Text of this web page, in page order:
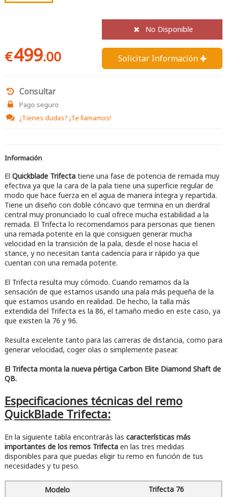
€499.00
No Disponible
Solicitar Información 
Consultar
Pago seguro
¿Tienes dudas? ¡Te llamamos!
Información
El Quickblade Trifectatiene una fase de potencia de remada muy
efectiva ya que la cara de la pala tiene una superficie regular de
modo que hace fuerza en el agua de manera íntegra y repartida.
Tiene un diseño con doble cóncavo que termina en un dierdral
central muy pronunciado lo cual ofrece mucha estabilidad a la
remada. El Trifecta lo recomendamos para personas que tienen
una remada potente en la que consiguen generar mucha
velocidad en la transición de la pala, desde el nose hacia el
stance, y no necesitan tanta cadencia para ir rápido ya que
cuentan con una remada potente.
El Trifecta resulta muy cómodo. Cuando remamos da la
sensación de que estamos usando una pala más pequeña de la
que estamos usando en realidad. De hecho, la talla más
extendida del Trifecta es la 86, el tamaño medio en este caso, ya
que existen la 76 y 96.
Resulta excelente tanto para las carreras de distancia, como para
generar velocidad, coger olas o simplemente pasear.
El Trifecta monta la nueva pértiga Carbon Elite Diamond Shaft de
QB.
Especificaciones técnicas del remo
QuickBlade Trifecta:
En la siguiente tabla encontrarás las características más
importantes de los remos Trifecta en las tres medidas
disponibles para que puedas eligir tu remo en función de tus
necesidades y tu peso.
Trifecta 76